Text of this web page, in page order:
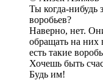
Ты когда-нибудь
воробьев?
Наверно, нет.
обращать на
есть такие
Хочешь быть
Будь им!